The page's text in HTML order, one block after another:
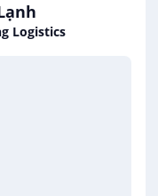
Logistics